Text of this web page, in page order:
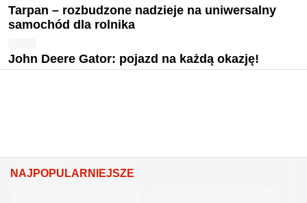
Tarpan – rozbudzone nadzieje na uniwersalny
samochód dla rolnika
John Deere Gator: pojazd na każdą okazję!
NAJPOPULARNIEJSZE